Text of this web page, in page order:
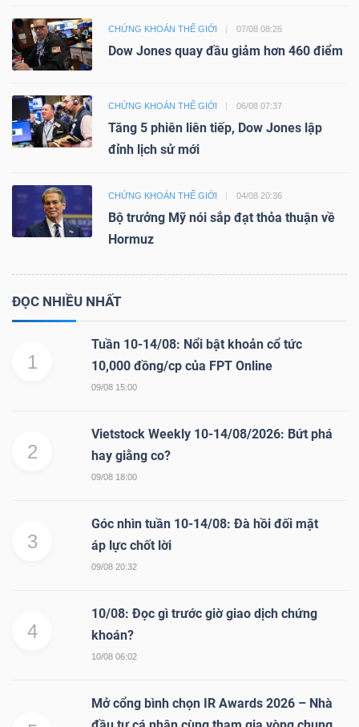
CHỨNG KHOÁN THẾ GIỚI 07/08 08:26
Dow Jones quay đầu giảm hơn 460 điểm
CHỨNG KHOÁN THẾ GIỚI 06/08 07:37
Tăng 5 phiên liên tiếp, Dow Jones lập
đỉnh lịch sử mới
CHỨNG KHOÁN THẾ GIỚI 04/08 20:36
Bộ trưởng Mỹ nói sắp đạt thỏa thuận về
Hormuz
ĐỌC NHIỀU NHẤT
1
Tuần 10-14/08: Nổi bật khoản cổ tức
10,000 đồng/cp của FPT Online
09/08 15:00
2
Vietstock Weekly 10-14/08/2026: Bứt phá
hay giằng co?
09/08 18:00
3
Góc nhìn tuần 10-14/08: Đà hồi đối mặt
áp lực chốt lời
09/08 20:32
4
10/08: Đọc gì trước giờ giao dịch chứng
khoán?
10/08 06:02
Mở cổng bình chọn IR Awards 2026 – Nhà